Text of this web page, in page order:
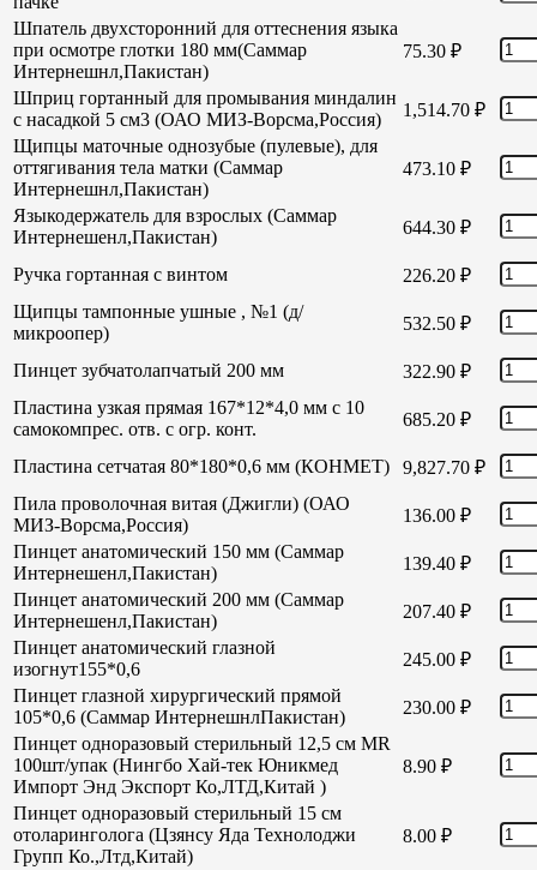
Шпатель двухсторонний для оттеснения языка
при осмотре глотки 180 мм(Саммар
Интернешнл,Пакистан)
75.30 ₽
Шприц гортанный для промывания миндалин
с насадкой 5 см3 (ОАО МИЗ-Ворсма,Россия)
1,514.70 ₽
Щипцы маточные однозубые (пулевые), для
оттягивания тела матки (Саммар
Интернешнл,Пакистан)
473.10 ₽
Языкодержатель для взрослых (Саммар
Интернешенл,Пакистан)
644.30 ₽
Ручка гортанная с винтом 226.20 ₽
Щипцы тампонные ушные , №1 (д/
микроопер)
532.50 ₽
Пинцет зубчатолапчатый 200 мм 322.90 ₽
Пластина узкая прямая 167*12*4,0 мм с 10
самокомпрес. отв. с огр. конт.
685.20 ₽
Пластина сетчатая 80*180*0,6 мм (КОНМЕТ) 9,827.70 ₽
Пила проволочная витая (Джигли) (ОАО
МИЗ-Ворсма,Россия)
136.00 ₽
Пинцет анатомический 150 мм (Саммар
Интернешенл,Пакистан)
139.40 ₽
Пинцет анатомический 200 мм (Саммар
Интернешенл,Пакистан)
207.40 ₽
Пинцет анатомический глазной
изогнут155*0,6
245.00 ₽
Пинцет глазной хирургический прямой
105*0,6 (Саммар ИнтернешнлПакистан)
230.00 ₽
Пинцет одноразовый стерильный 12,5 см MR
100шт/упак (Нингбо Хай-тек Юникмед
Импорт Энд Экспорт Ко,ЛТД,Китай )
8.90 ₽
Пинцет одноразовый стерильный 15 см
отоларинголога (Цзянсу Яда Технолоджи
Групп Ко.,Лтд,Китай)
8.00 ₽